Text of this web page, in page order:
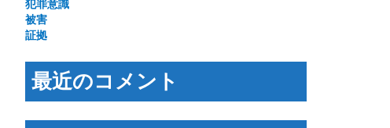
犯罪意識
被害
証拠
最近のコメント